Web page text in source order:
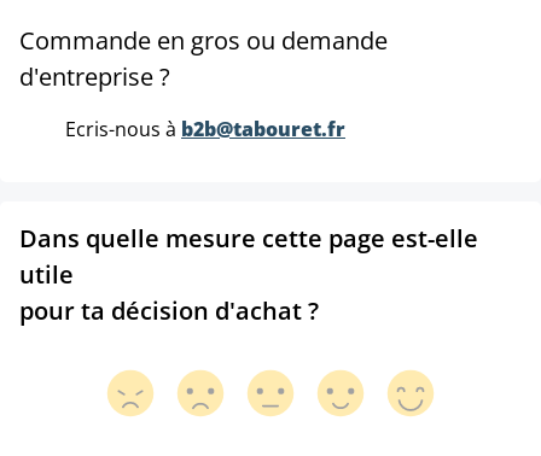
Commande en gros ou demande
d'entreprise ?
Ecris-nous à b2b@tabouret.fr
Dans quelle mesure cette page est-elle
utile
pour ta décision d'achat ?